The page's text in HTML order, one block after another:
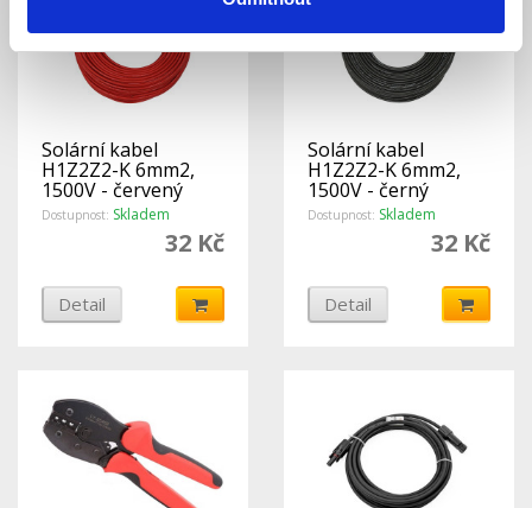
Solární kabel
H1Z2Z2-K 6mm2,
1500V - červený
Dostupnost: Skladem
32 Kč
Detail
Solární kabel
H1Z2Z2-K 6mm2,
1500V - černý
Dostupnost: Skladem
32 Kč
Detail